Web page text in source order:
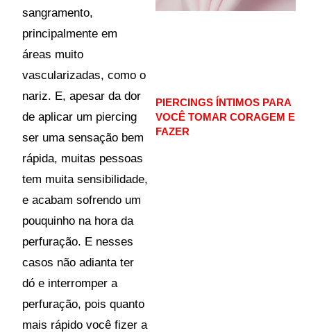
sangramento,
principalmente em
áreas muito
vascularizadas, como o
nariz. E, apesar da dor
de aplicar um piercing
ser uma sensação bem
rápida, muitas pessoas
tem muita sensibilidade,
e acabam sofrendo um
pouquinho na hora da
perfuração. E nesses
casos não adianta ter
dó e interromper a
perfuração, pois quanto
mais rápido você fizer a
PIERCINGS ÍNTIMOS PARA
VOCÊ TOMAR CORAGEM E
FAZER